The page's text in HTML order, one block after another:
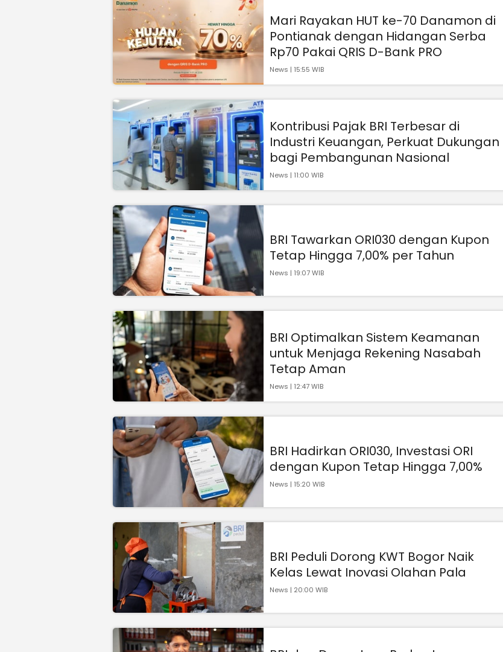
Mari Rayakan HUT ke-70 Danamon di
Pontianak dengan Hidangan Serba
Rp70 Pakai QRIS D-Bank PRO
News | 15:55 WIB
Kontribusi Pajak BRI Terbesar di
Industri Keuangan, Perkuat Dukungan
bagi Pembangunan Nasional
News | 11:00 WIB
BRI Tawarkan ORI030 dengan Kupon
Tetap Hingga 7,00% per Tahun
News | 19:07 WIB
BRI Optimalkan Sistem Keamanan
untuk Menjaga Rekening Nasabah
Tetap Aman
News | 12:47 WIB
BRI Hadirkan ORI030, Investasi ORI
dengan Kupon Tetap Hingga 7,00%
News | 15:20 WIB
BRI Peduli Dorong KWT Bogor Naik
Kelas Lewat Inovasi Olahan Pala
News | 20:00 WIB